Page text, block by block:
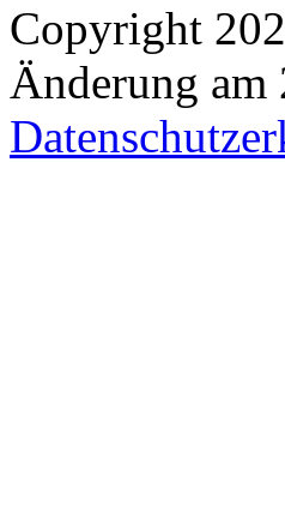
Copyright
Änderung am